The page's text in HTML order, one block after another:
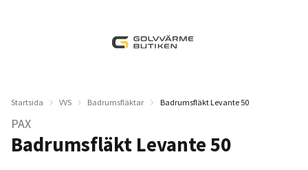
Startsida VVS Badrumsfläktar Badrumsfläkt Levante 50
PAX
Badrumsfläkt Levante 50